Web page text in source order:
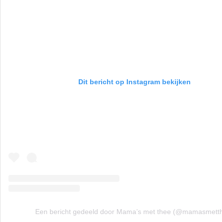
Dit bericht op Instagram bekijken
Een bericht gedeeld door Mama’s met thee